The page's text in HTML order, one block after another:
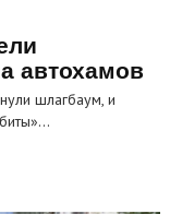
автохамов
шлагбаум, и